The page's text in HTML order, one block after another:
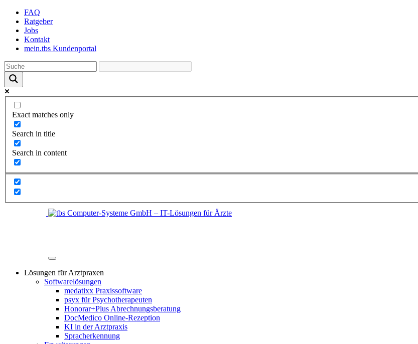
Skip
content
FAQ
Ratgeber
Jobs
Kontakt
mein.tbs Kundenportal
Exact matches only
Search in title
Search in content
Lösungen für Arztpraxen
Softwarelösungen
medatixx Praxissoftware
psyx für Psychotherapeuten
Honorar+Plus Abrechnungsberatung
DocMedico Online-Rezeption
KI in der Arztpraxis
Spracherkennung